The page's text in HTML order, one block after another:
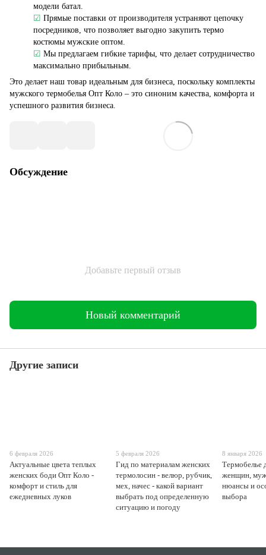
модели батал.
☑ Прямые поставки от производителя устраняют цепочку
посредников, что позволяет выгодно закупить термо
костюмы мужские оптом.
☑ Мы предлагаем гибкие тарифы, что делает сотрудничество
максимально прибыльным.
Это делает наш товар идеальным для бизнеса, поскольку комплекты
мужского термобелья Опт Коло – это синоним качества, комфорта и
успешного развития бизнеса.
Обсуждение
Добавьте первый отзыв
Новый комментарий
Другие записи
6 февраля 2026
Актуальные цвета теплых
женских боди Опт Коло -
комфорт и стиль для
ежедневных луков
5 февраля 2026
Гид по материалам женских
термолосин - велюр, рубчик,
мех, начес - какой вариант
выбрать под определенную
ситуацию и погоду
8 января 2026
Термобелье
женщин,
нюансы и
выбора